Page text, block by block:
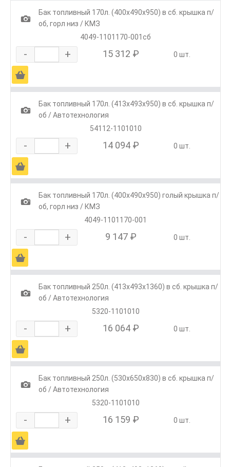
1
Бак топливный 170л. (400х490х950) в сб. крышка п/
об, горл низ / КМЗ
4049-1101170-001сб
- + 15 312 ₽ 0 шт.
Ä
1
Бак топливный 170л. (413х493х950) в сб. крышка п/
об / Автотехнология
54112-1101010
- + 14 094 ₽ 0 шт.
Ä
1
Бак топливный 170л. (400х490х950) голый крышка п/
об, горл низ / КМЗ
4049-1101170-001
- + 9 147 ₽ 0 шт.
Ä
1
Бак топливный 250л. (413х493х1360) в сб. крышка п/
об / Автотехнология
5320-1101010
- + 16 064 ₽ 0 шт.
Ä
1
Бак топливный 250л. (530х650х830) в сб. крышка п/
об / Автотехнология
5320-1101010
- + 16 159 ₽ 0 шт.
Ä